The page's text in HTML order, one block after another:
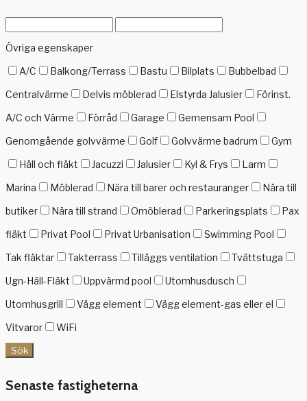
Övriga egenskaper
A/C
Balkong/Terrass Bastu Bilplats
Bubbelbad
Centralvärme
Delvis möblerad Elstyrda Jalusier
Förinst.
A/C och Värme
Förråd Garage
Gemensam Pool
Genomgående golvvärme
Golf Golvvärme badrum
Gym
Häll och fläkt
Jacuzzi Jalusier Kyl & Frys
Larm
Marina
Möblerad Nära till barer och restauranger
Nära till
butiker
Nära till strand Omöblerad Parkeringsplats
Pax
fläkt
Privat Pool Privat Urbanisation
Swimming Pool
Tak fläktar
Takterrass Tilläggs ventilation
Tvättstuga
Ugn-Häll-Fläkt
Uppvärmd pool
Utomhusdusch
Utomhusgrill
Vägg element
Vägg element-gas eller el
Vitvaror
WiFi
Sök
Senaste fastigheterna